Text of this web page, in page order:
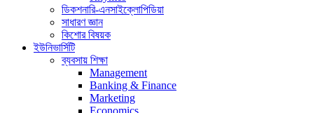
ডিকশনারি-এনসাইক্লোপিডিয়া
সাধারণ জ্ঞান
কিশোর বিষয়ক
ইউনিভার্সিটি
ব্যবসায় শিক্ষা
Management
Banking & Finance
Marketing
Economics